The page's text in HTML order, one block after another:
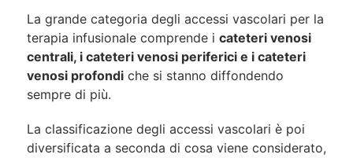
La grande categoria degli accessi vascolari per la
terapia infusionale comprende i cateteri venosi
centrali, i cateteri venosi periferici e i cateteri
venosi profondi che si stanno diffondendo
sempre di più.
La classificazione degli accessi vascolari è poi
diversificata a seconda di cosa viene considerato,